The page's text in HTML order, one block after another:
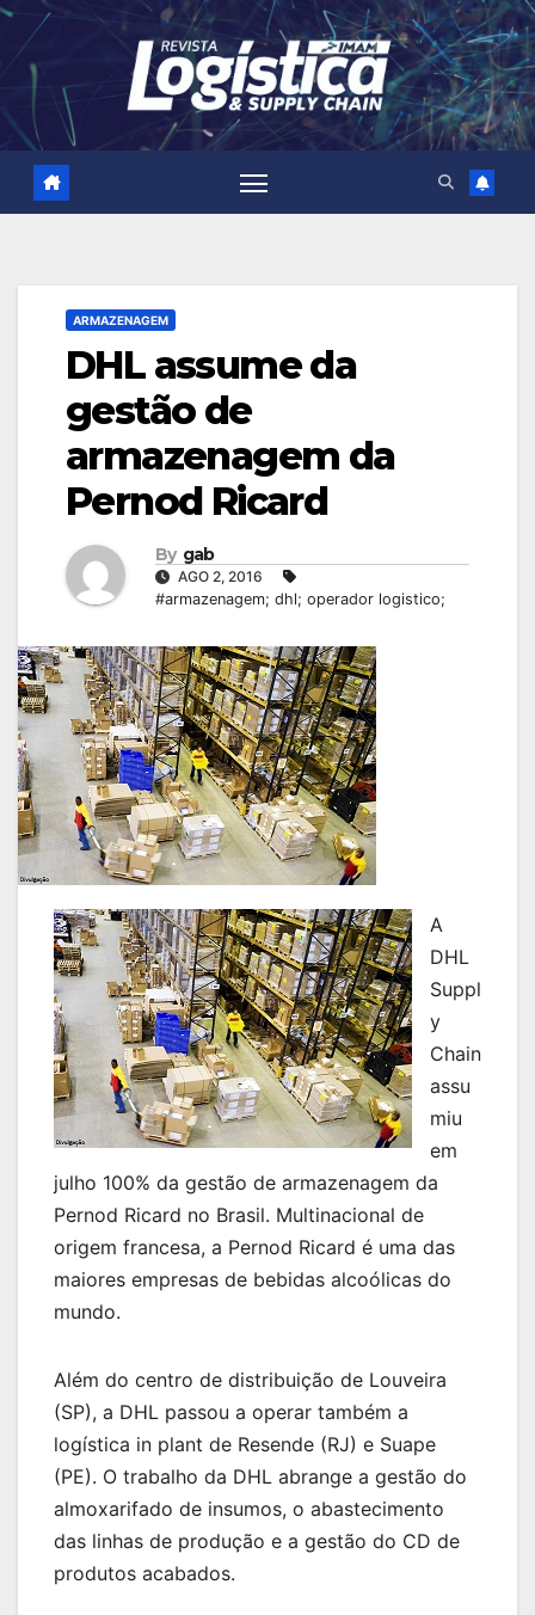
Skip
content
ARMAZENAGEM
DHL assume da
gestão de
armazenagem da
Pernod Ricard
By gab
AGO 2, 2016
#armazenagem; dhl; operador logistico;
A
DHL
Suppl
y
Chain
assu
miu
em
julho 100% da gestão de armazenagem da
Pernod Ricard no Brasil. Multinacional de
origem francesa, a Pernod Ricard é uma das
maiores empresas de bebidas alcoólicas do
mundo.
Além do centro de distribuição de Louveira
(SP), a DHL passou a operar também a
logística in plant de Resende (RJ) e Suape
(PE). O trabalho da DHL abrange a gestão do
almoxarifado de insumos, o abastecimento
das linhas de produção e a gestão do CD de
produtos acabados.